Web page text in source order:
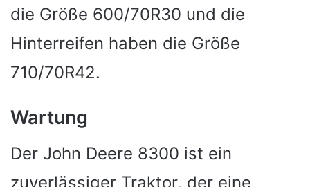
die Größe 600/70R30 und die
Hinterreifen haben die Größe
710/70R42.
Wartung
Der John Deere 8300 ist ein
zuverlässiger Traktor, der eine